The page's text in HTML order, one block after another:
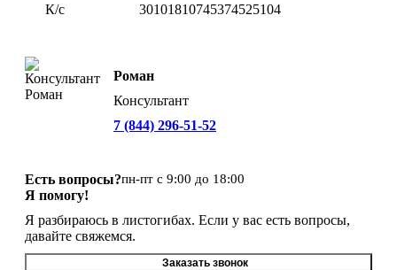
К/с
30101810745374525104
Роман
Консультант
7 (844) 296-51-52
Есть вопросы?
Я помогу!
пн-пт с 9:00 до 18:00
Я разбираюсь в листогибах. Если у вас есть вопросы,
давайте свяжемся.
Заказать звонок